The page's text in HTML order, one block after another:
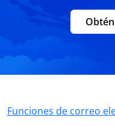
Funciones de correo